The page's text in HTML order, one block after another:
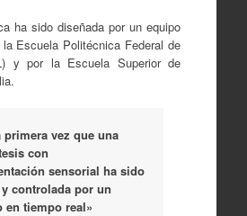
ha sido diseñada por un equipo
Escuela Politécnica Federal de
y por la Escuela Superior de
primera vez que una
con
sensorial ha sido
controlada por un
en tiempo real»